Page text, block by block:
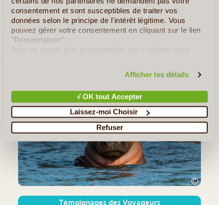
consentement et sont susceptibles de traiter vos
données selon le principe de l'intérêt légitime. Vous
pouvez gérer votre consentement en cliquant sur le lien
"Personnaliser".
Pour en savoir plus et paramétrer vos cookies, nous
Afficher les détails
√ OK tout Accepter
Laissez-moi Choisir
Refuser
Le Grand Zimbabwe, classé monument national, est une
mystérieuse cité bantoue dont les ruines témoignent de
l'existence d'une ancienne civilisation incroyablement évoluée et
aujourd'hui disparue, les Gokomere. Situé dans le sud du (...)
©
Témoignages des Voyageurs